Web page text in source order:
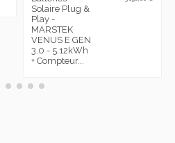
Solaire Plug &
Play -
MARSTEK
VENUS E GEN
3.0 - 5.12kWh
+ Compteur...